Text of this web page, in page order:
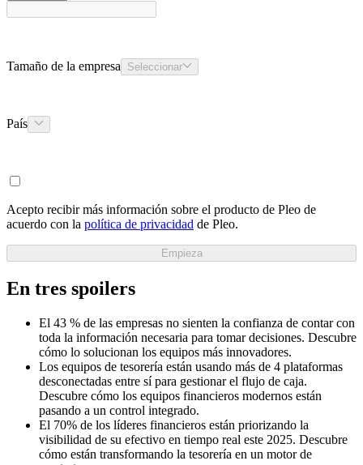
Tamaño de la empresa Seleccionar
País
Acepto recibir más información sobre el producto de Pleo de
acuerdo con la política de privacidad de Pleo.
Empieza
En tres spoilers
El 43 % de las empresas no sienten la confianza de contar con
toda la información necesaria para tomar decisiones. Descubre
cómo lo solucionan los equipos más innovadores.
Los equipos de tesorería están usando más de 4 plataformas
desconectadas entre sí para gestionar el flujo de caja.
Descubre cómo los equipos financieros modernos están
pasando a un control integrado.
El 70% de los líderes financieros están priorizando la
visibilidad de su efectivo en tiempo real este 2025. Descubre
cómo están transformando la tesorería en un motor de